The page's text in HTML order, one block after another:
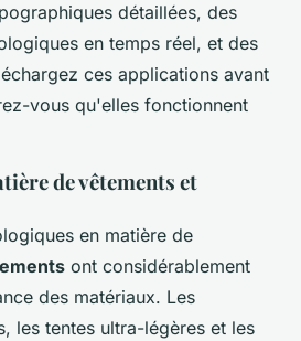
détaillées, des
en temps réel, et des
ces applications avant
vous qu'elles fonctionnent
de vêtements et
en matière de
ont considérablement
des matériaux. Les
les tentes ultra-légères et les